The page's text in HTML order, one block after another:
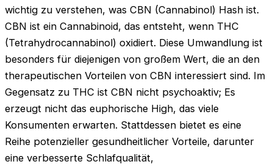
wichtig zu verstehen, was CBN (Cannabinol) Hash ist.
CBN ist ein Cannabinoid, das entsteht, wenn THC
(Tetrahydrocannabinol) oxidiert. Diese Umwandlung ist
besonders für diejenigen von großem Wert, die an den
therapeutischen Vorteilen von CBN interessiert sind. Im
Gegensatz zu THC ist CBN nicht psychoaktiv; Es
erzeugt nicht das euphorische High, das viele
Konsumenten erwarten. Stattdessen bietet es eine
Reihe potenzieller gesundheitlicher Vorteile, darunter
eine verbesserte Schlafqualität,